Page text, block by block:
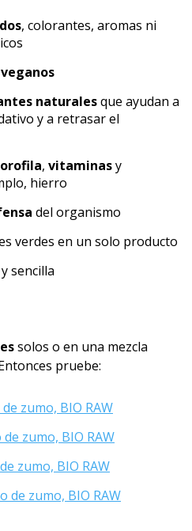
, colorantes, aromas ni
veganos
naturalesque ayudan a
y a retrasar el
, vitaminasy
hierro
del organismo
verdes en un solo producto
y sencilla
solos o en una mezcla
pruebe:
zumo, BIO RAW
zumo, BIO RAW
zumo, BIO RAW
de zumo, BIO RAW